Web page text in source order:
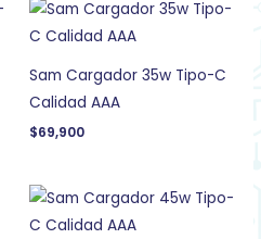
Sam Cargador 35w Tipo-C
Calidad AAA
$69,900